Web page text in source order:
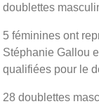
doublettes
5 féminines ont
Stéphanie Gallou
qualifiées pour le
28 doublettes